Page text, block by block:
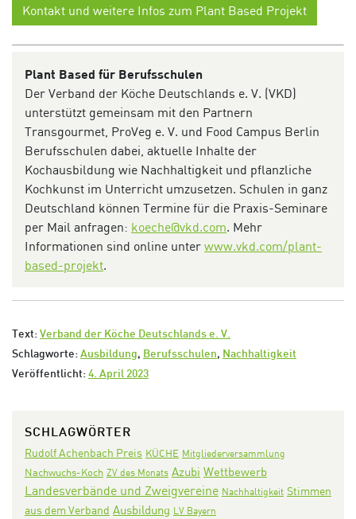
Kontakt und weitere Infos zum Plant Based Projekt
Plant Based für Berufsschulen
Der Verband der Köche Deutschlands e. V. (VKD)
unterstützt gemeinsam mit den Partnern
Transgourmet, ProVeg e. V. und Food Campus Berlin
Berufsschulen dabei, aktuelle Inhalte der
Kochausbildung wie Nachhaltigkeit und pflanzliche
Kochkunst im Unterricht umzusetzen. Schulen in ganz
Deutschland können Termine für die Praxis-Seminare
per Mail anfragen: koeche@vkd.com. Mehr
Informationen sind online unter www.vkd.com/plant-
based-projekt.
Text: Verband der Köche Deutschlands e. V.
Schlagworte: Ausbildung, Berufsschulen, Nachhaltigkeit
Veröffentlicht: 4. April 2023
SCHLAGWÖRTER
Rudolf Achenbach Preis KÜCHE Mitgliederversammlung
Nachwuchs-Koch ZV des Monats Azubi Wettbewerb
Landesverbände und Zweigvereine Nachhaltigkeit Stimmen
aus dem Verband Ausbildung LV Bayern